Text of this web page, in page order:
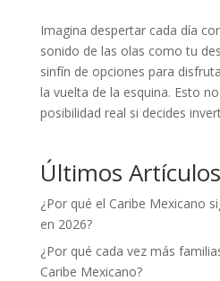
Imagina despertar cada día
sonido de las olas como tu
sinfín de opciones para
la vuelta de la esquina. Esto
posibilidad real si decides
Últimos Artículos
¿Por qué el Caribe Mexicano
en 2026?
¿Por qué cada vez más
Caribe Mexicano?